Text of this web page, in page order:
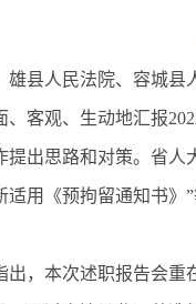
人民法院、容城县人
、客观、生动地汇报
提出思路和对策。省人
适用《预拘留通知书》
本次述职报告会重在